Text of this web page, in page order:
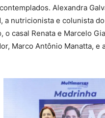
Alexandra
a nutricionista e colunista
casal Renata e Marcelo
Marco Antônio Manatta, e